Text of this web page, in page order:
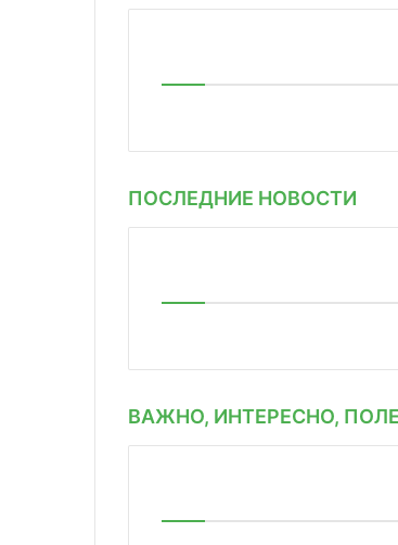
ПОСЛЕДНИЕ НОВОСТИ
ВАЖНО, ИНТЕРЕСНО,